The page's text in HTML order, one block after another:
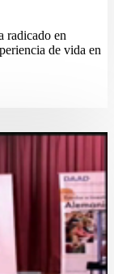
radicado en
de vida en